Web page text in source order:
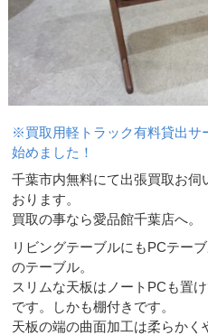
※買取用軽トラック有料貸出サ
始めました！
千葉市内無料にて出張買取お伺
おります。
買取の事なら愛品館千葉店へ。
リビングテーブルにもPCテー
のテーブル。
スリムな天板はノートPCも置
です。しかも棚付きです。
天板の端の曲面加工は柔らか